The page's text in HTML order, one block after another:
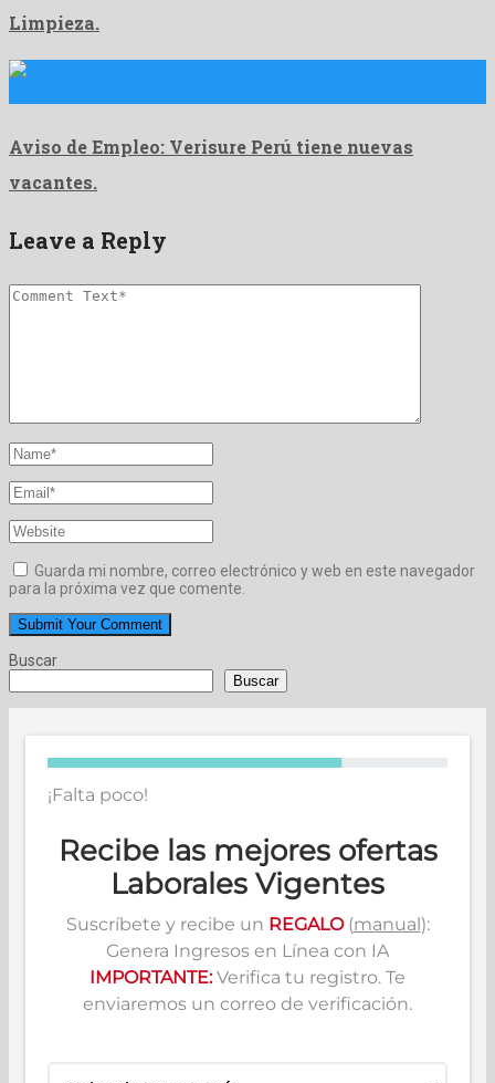
Limpieza.
Aviso de Empleo: Verisure Perú tiene nuevas
vacantes.
Leave a Reply
Guarda mi nombre, correo electrónico y web en este navegador
para la próxima vez que comente.
Buscar
Buscar